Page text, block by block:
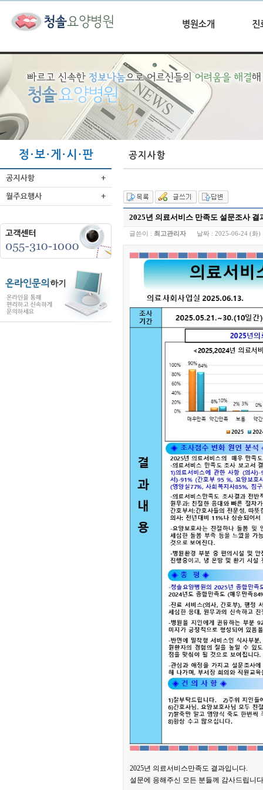
2025년 의료서비스 만족도 설문조사 결
글쓴이 : 최고관리자 날짜 : 2025-06-24 (화)
2025년 의료서비스만족도 결과입니다.
설문에 응해주신 모든 분들께 감사드립니